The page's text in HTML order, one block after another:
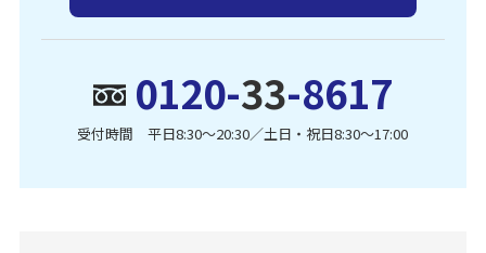
0120-33-8617
受付時間 平日8:30〜20:30／土日・祝日8:30〜17:00